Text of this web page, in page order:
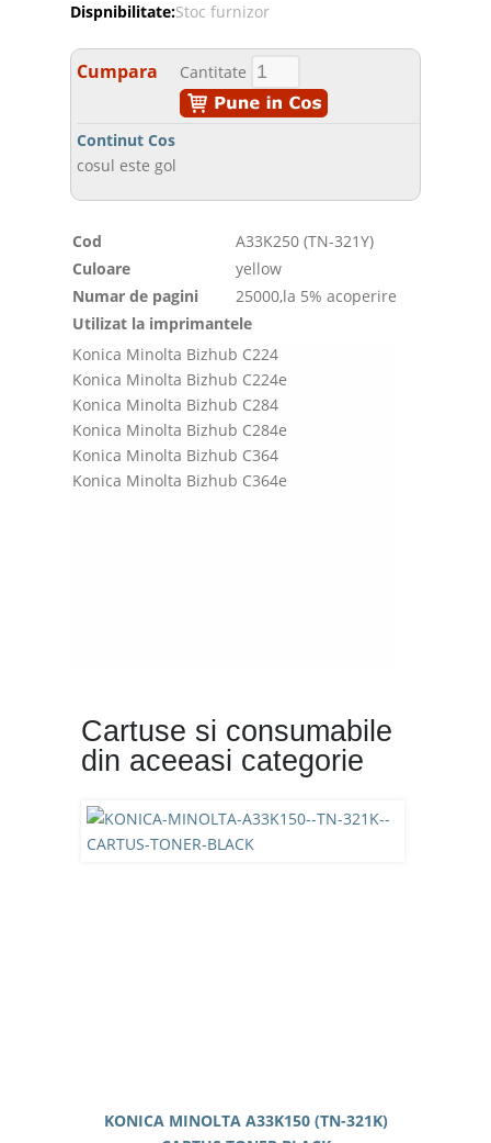
Dispnibilitate:Stoc furnizor
Cumpara Cantitate
Continut Cos
cosul este gol
Cod
A33K250 (TN-321Y)
Culoare
yellow
Numar de pagini
25000,la 5% acoperire
Utilizat la imprimantele
Konica Minolta Bizhub C224
Konica Minolta Bizhub C224e
Konica Minolta Bizhub C284
Konica Minolta Bizhub C284e
Konica Minolta Bizhub C364
Konica Minolta Bizhub C364e
Cartuse si consumabile
din aceeasi categorie
KONICA MINOLTA A33K150 (TN-321K)